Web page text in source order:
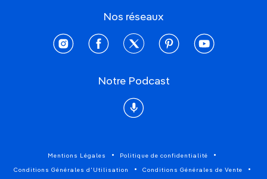
Nos réseaux
instagramfacebooktwitter pinterestyoutube
Notre Podcast
Podcast
Mentions Légales Politique de confidentialité
Conditions Générales d'Utilisation Conditions Générales de Vente